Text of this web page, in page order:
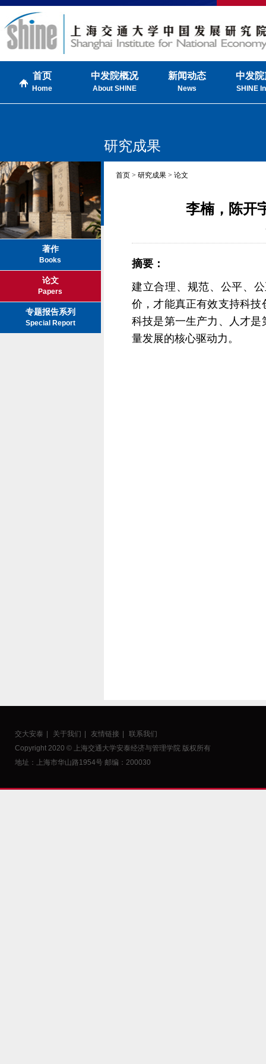
首页
Home
中发院概况
About SHINE
新闻动态
News
中发
SHINE
研究成果
著作
Books
论文
Papers
专题报告系列
Special Report
首页 > 研究成果 > 论文
李楠，陈开
摘要：
建立合理、规范、公平、
价，才能真正有效支持科
科技是第一生产力、人才
量发展的核心驱动力。
交大安泰 关于我们 友情链接
联系我们
Copyright 2020 © 上海交通大学安泰经济与管理学院 版权所有
地址：上海市华山路1954号 邮编：200030